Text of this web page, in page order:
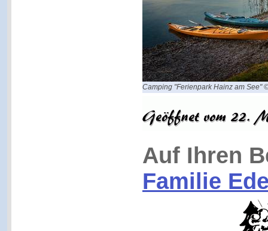
Camping "Ferienpark Hainz am See"
Auf Ihren
Familie